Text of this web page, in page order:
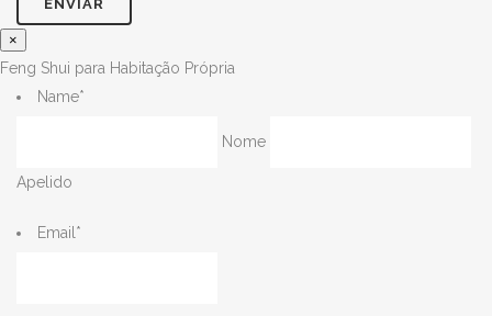
×
Feng Shui para Habitação Própria
Name*
Nome
Apelido
Email *